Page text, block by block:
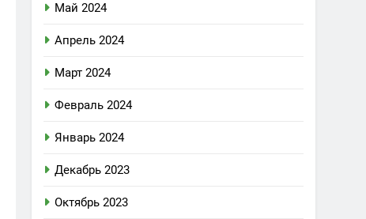
Май 2024
Апрель 2024
Март 2024
Февраль 2024
Январь 2024
Декабрь 2023
Октябрь 2023